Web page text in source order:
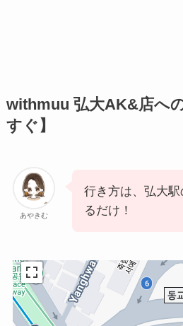
withmuu 弘大AK&店へ
すぐ】
あやきむ
行き方は、弘大
るだけ！